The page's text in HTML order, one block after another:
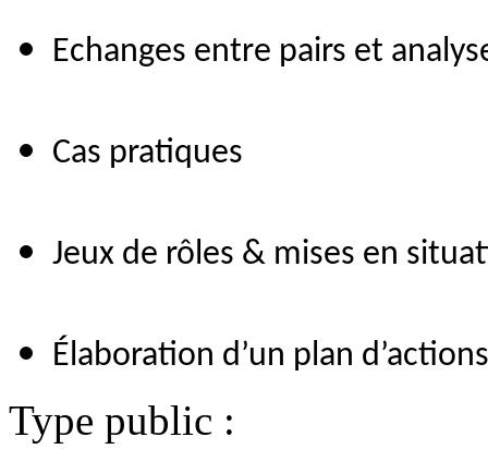
Echanges entre pairs et
Cas pratiques
Jeux de rôles & mises en
Élaboration d’un plan
Type public :